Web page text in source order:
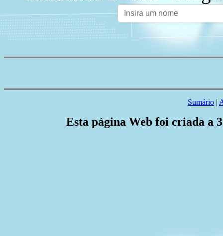
Sumário |
Esta página Web foi criada a